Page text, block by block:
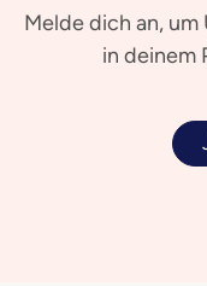
Melde dich an,
in deinem